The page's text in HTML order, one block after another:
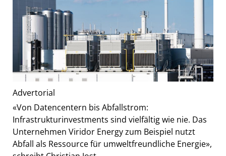
Advertorial
«Von Datencentern bis Abfallstrom:
Infrastrukturinvestments sind vielfältig wie nie. Das
Unternehmen Viridor Energy zum Beispiel nutzt
Abfall als Ressource für umweltfreundliche Energie»,